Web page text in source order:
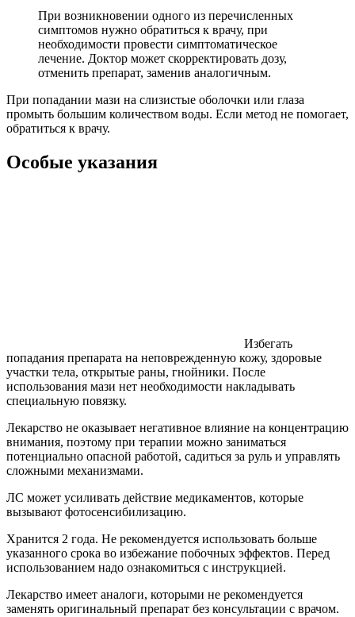
При возникновении одного из перечисленных
симптомов нужно обратиться к врачу, при
необходимости провести симптоматическое
лечение. Доктор может скорректировать дозу,
отменить препарат, заменив аналогичным.
При попадании мази на слизистые оболочки или глаза
промыть большим количеством воды. Если метод не помогает,
обратиться к врачу.
Особые указания
Избегать
попадания препарата на неповрежденную кожу, здоровые
участки тела, открытые раны, гнойники. После
использования мази нет необходимости накладывать
специальную повязку.
Лекарство не оказывает негативное влияние на концентрацию
внимания, поэтому при терапии можно заниматься
потенциально опасной работой, садиться за руль и управлять
сложными механизмами.
ЛС может усиливать действие медикаментов, которые
вызывают фотосенсибилизацию.
Хранится 2 года. Не рекомендуется использовать больше
указанного срока во избежание побочных эффектов. Перед
использованием надо ознакомиться с инструкцией.
Лекарство имеет аналоги, которыми не рекомендуется
заменять оригинальный препарат без консультации с врачом.